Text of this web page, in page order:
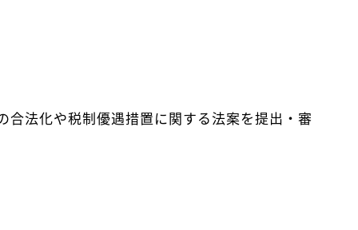
合法化や税制優遇措置に関する法案を提出・審